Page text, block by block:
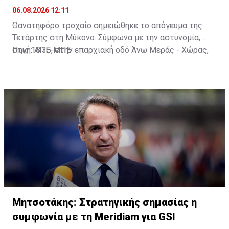
06.08.2026 12:11
Θανατηφόρο τροχαίο σημειώθηκε το απόγευμα της
Τετάρτης στη Μύκονο. Σύμφωνα με την αστυνομία,
στις 18:35, στην επαρχιακή οδό Άνω Μεράς - Χώρας,
συγκρούστηκε με Ι.Χ. αυτοκίνητο που οδηγούσε
25χρονος. Από τη σύγκρουση ο 42χρονος
τραυματίστηκε θανάσιμα. Τα αίτια του δυστυχήματος
διερευνώνται από την Υποδιεύθυνση Αστυνομίας
Πηγή: ΑΠΕ-ΜΠΕ
Μητσοτάκης: Στρατηγικής σημασίας η
συμφωνία με τη Meridiam για GSI